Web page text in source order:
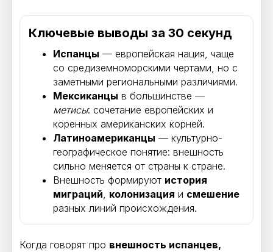
Ключевые выводы за 30 секунд
Испанцы — европейская нация, чаще
со средиземноморскими чертами, но с
заметными региональными различиями.
Мексиканцы в большинстве —
метисы: сочетание европейских и
коренных американских корней.
Латиноамериканцы — культурно-
географическое понятие: внешность
сильно меняется от страны к стране.
Внешность формируют история
миграций, колонизация и смешение
разных линий происхождения.
Когда говорят про внешность испанцев,